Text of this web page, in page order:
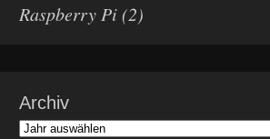
Raspberry Pi(2)
Archiv